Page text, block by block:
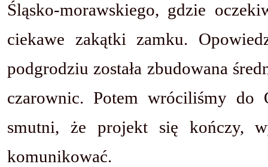
Śląsko-morawskiego, gdzie
ciekawe zakątki zamku.
podgrodziu została zbudowana
czarownic. Potem wróciliśmy do
smutni, że projekt się kończy,
komunikować.